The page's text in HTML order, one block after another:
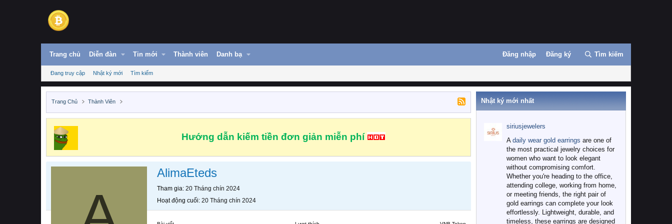
Trang chủ Diễn đàn Tin mới Thành viên Danh bạ Đăng nhập Đăng ký Tìm kiếm
Đang truy cập Nhật ký mới Tìm kiếm
Trang Chủ Thành Viên
Hướng dẫn kiếm tiền đơn giản miễn phí
AlimaEteds
Tham gia 20 Tháng chín 2024
Hoạt động cuối 20 Tháng chín 2024
Nhật ký mới nhất
siriusjewelers
A daily wear gold earrings are one of
the most practical jewelry choices for
women who want to look elegant
without compromising comfort.
Whether you're heading to the office,
attending college, working from home,
or meeting friends, the right pair of
gold earrings can complete your look
effortlessly. Lightweight, durable, and
timeless, these earrings are designed